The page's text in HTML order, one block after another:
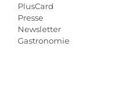
PlusCard
Presse
Newsletter
Gastronomie